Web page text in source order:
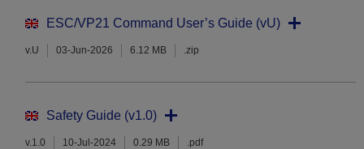
ESC/VP21 Command User’s Guide (vU)
v.U 03-Jun-2026 6.12 MB .zip
Safety Guide (v1.0)
v.1.0 10-Jul-2024 0.29 MB .pdf